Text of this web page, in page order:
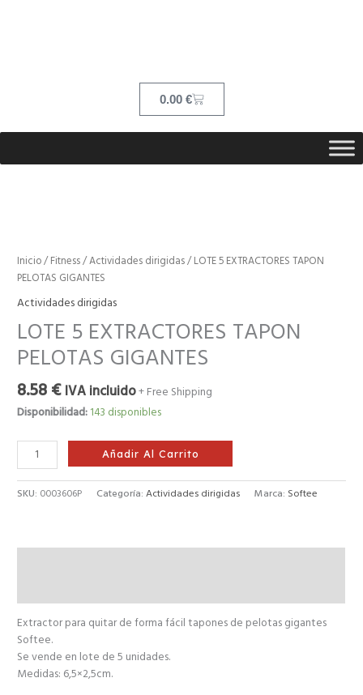
0.00 €Cart
Inicio/Fitness/Actividades dirigidas/ LOTE 5 EXTRACTORES TAPON
PELOTAS GIGANTES
Actividades dirigidas
LOTE 5 EXTRACTORES TAPON
PELOTAS GIGANTES
8.58€ IVA incluido+ Free Shipping
Disponibilidad:143 disponibles
EXTRACTORES
TAPON
GIGANTES
cantidad
Añadir Al Carrito
SKU: 0003606P Categoría:Actividades dirigidas Marca: Softee
Extractor para quitar de forma fácil tapones de pelotas gigantes
Softee.
Se vende en lote de 5 unidades.
Medidas: 6,5×2,5cm.